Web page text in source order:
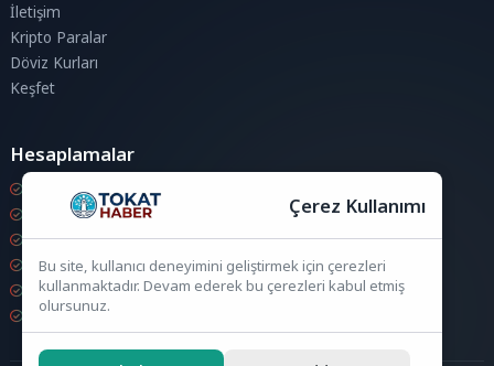
İletişim
Kripto Paralar
Döviz Kurları
Keşfet
Hesaplamalar
Kripto Para Hesaplama
Döviz Hesaplama
KDV Hesaplama
İndirim Hesaplama
Zam Hesaplama
Bileşik Hesaplama
Çerez Kullanımı
Bu site, kullanıcı deneyimini geliştirmek için çerezleri
kullanmaktadır. Devam ederek bu çerezleri kabul etmiş
olursunuz.